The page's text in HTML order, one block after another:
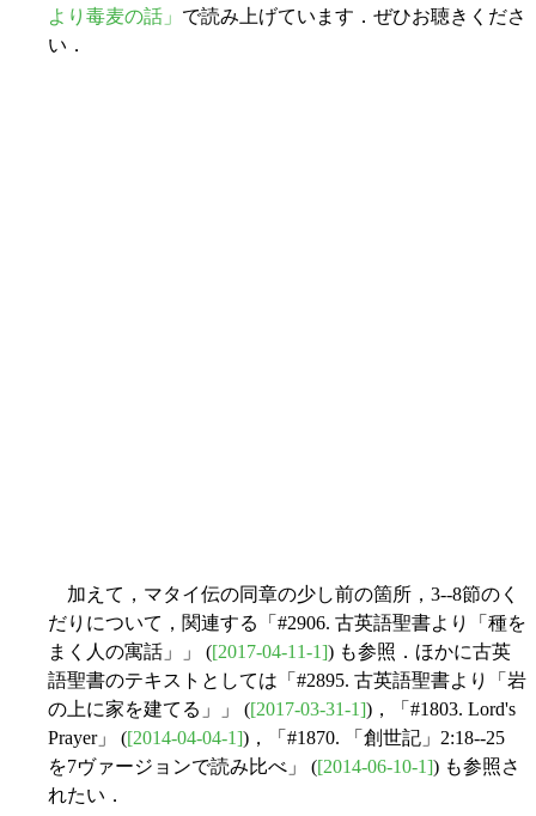
より毒麦の話」 で読み上げています．ぜひお聴きくださ
い．
加えて，マタイ伝の同章の少し前の箇所，3--8節のく
だりについて，関連する「#2906. 古英語聖書より「種を
まく人の寓話」」 ([2017-04-11-1]) も参照．ほかに古英
語聖書のテキストとしては「#2895. 古英語聖書より「岩
の上に家を建てる」」 ([2017-03-31-1])，「#1803. Lord's
Prayer」 ([2014-04-04-1])，「#1870. 「創世記」2:18--25
を7ヴァージョンで読み比べ」 ([2014-06-10-1]) も参照さ
れたい．